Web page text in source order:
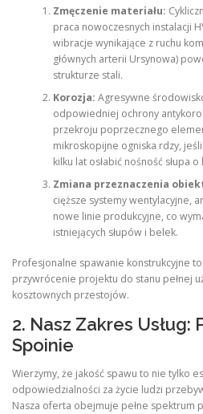
Zmęczenie materiału:
praca nowoczesnych instalacji
wibracje wynikające z ruchu
głównych arterii Ursynowa)
strukturze stali.
Korozja: Agresywne
odpowiedniej ochrony
przekroju poprzecznego
mikroskopijne ogniska rdzy,
kilku lat osłabić nośność słupa
Zmiana przeznaczenia
cięższe systemy wentylacyjne,
nowe linie produkcyjne, co
istniejących słupów i belek.
Profesjonalne spawanie konstrukcyjne
przywrócenie projektu do stanu pełnej
kosztownych przestojów.
2. Nasz Zakres Usług:
Spoinie
Wierzymy, że jakość spawu to nie tylko
odpowiedzialności za życie ludzi
Nasza oferta obejmuje pełne spektrum